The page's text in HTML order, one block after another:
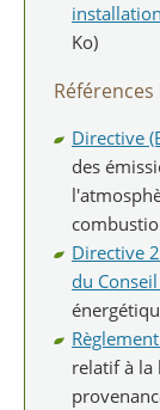
Ko)
Références
Directive
des
Directive
du
relatif à la